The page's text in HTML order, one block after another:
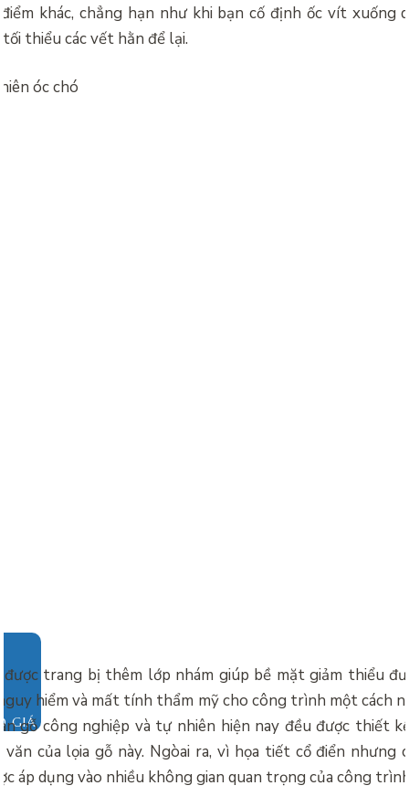
khác, chẳng hạn như khi bạn cố định ốc vít xuống
thiểu các vết hằn để lại.
GIÁ
được trang bị thêm lớp nhám giúp bề mặt giảm thiểu
hiểm và mất tính thẩm mỹ cho công trình một cách
gỗ công nghiệp và tự nhiên hiện nay đều được thiết
văn của lọia gỗ này. Ngòai ra, vì họa tiết cổ điển nhưng
áp dụng vào nhiều không gian quan trọng của công